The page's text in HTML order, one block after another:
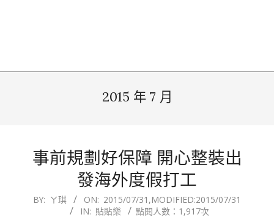
2015 年 7 月
事前規劃好保障 開心整裝出
發海外度假打工
2015-
BY: ㄚ琪 ON: 2015/07/31 ,MODIFIED:2015/07/31
IN: 貼貼樂 點閱人數：1,917次